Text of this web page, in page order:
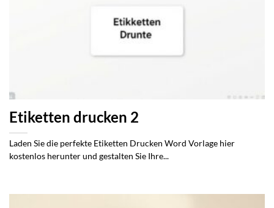
Etiketten drucken 2
Laden Sie die perfekte Etiketten Drucken Word Vorlage hier
kostenlos herunter und gestalten Sie Ihre...